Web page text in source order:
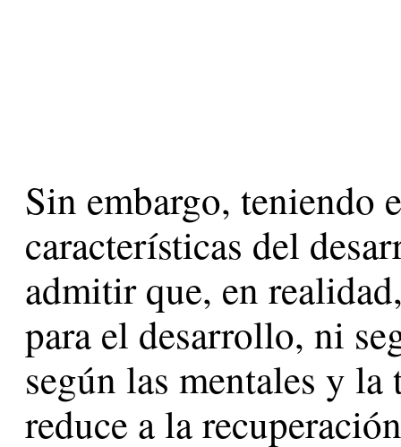
Sin embargo, teniendo
características del
admitir que, en
para el desarrollo, ni
según las mentales y
reduce a la